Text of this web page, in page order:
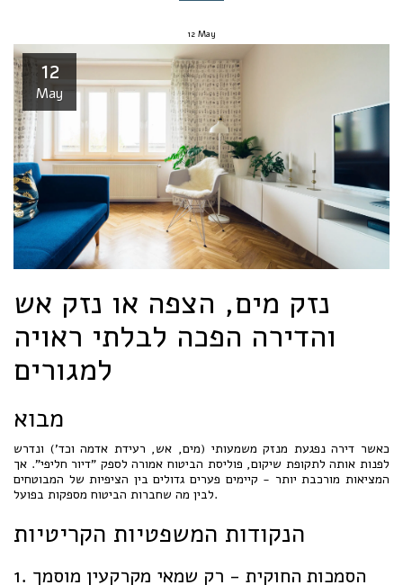
12 May
12
May
נזק מים, הצפה או נזק אש
והדירה הפכה לבלתי ראויה
למגורים
מבוא
כאשר דירה נפגעת מנזק משמעותי (מים, אש, רעידת אדמה וכד') ונדרש
לפנות אותה לתקופת שיקום, פוליסת הביטוח אמורה לספק "דיור חליפי". אך
המציאות מורכבת יותר - קיימים פערים גדולים בין הציפיות של המבוטחים
לבין מה שחברות הביטוח מספקות בפועל.
הנקודות המשפטיות הקריטיות
1. הסמכות החוקית - רק שמאי מקרקעין מוסמך